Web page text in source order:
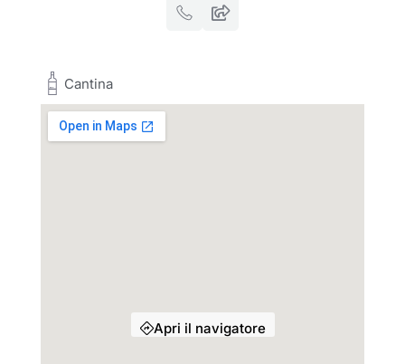
Cantina
Apri il navigatore